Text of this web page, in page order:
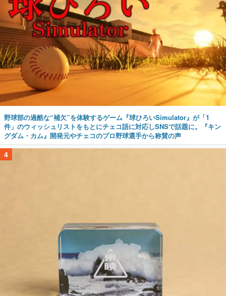
野球部の過酷な“補欠”を体験するゲーム『球ひろいSimulator』が「1
件」のウィッシュリストをもとにチェコ語に対応しSNSで話題に。『キン
グダム・カム』開発元やチェコのプロ野球選手から称賛の声
4